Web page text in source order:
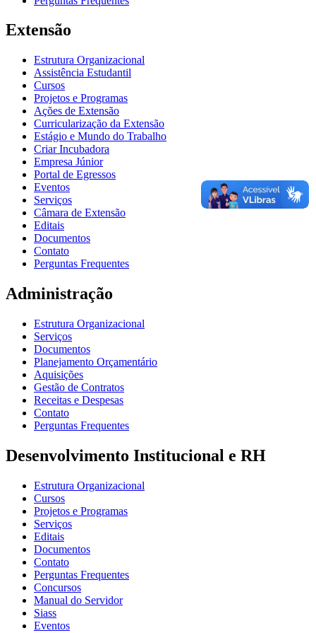
Extensão
Estrutura Organizacional
Assistência Estudantil
Cursos
Projetos e Programas
Ações de Extensão
Curricularização da Extensão
Estágio e Mundo do Trabalho
Criar Incubadora
Empresa Júnior
Portal de Egressos
Eventos
Serviços
Câmara de Extensão
Editais
Documentos
Contato
Perguntas Frequentes
Administração
Estrutura Organizacional
Serviços
Documentos
Planejamento Orçamentário
Aquisições
Gestão de Contratos
Receitas e Despesas
Contato
Perguntas Frequentes
Desenvolvimento Institucional e RH
Estrutura Organizacional
Cursos
Projetos e Programas
Serviços
Editais
Documentos
Contato
Perguntas Frequentes
Concursos
Manual do Servidor
Siass
Eventos